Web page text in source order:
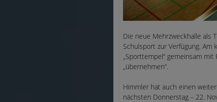
Die neue Mehrzweckhalle als
Schulsport zur Verfügung.
„Sporttempel“ gemeinsam
„übernehmen“.
Himmler hat auch einen
nächsten Donnerstag – 22.